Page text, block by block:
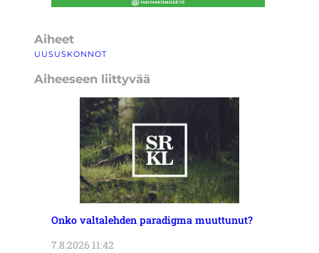
Aiheet
UUSUSKONNOT
Aiheeseen liittyvää
Onko valtalehden paradigma muuttunut?
7.8.2026 11:42